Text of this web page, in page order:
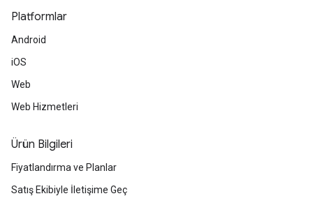
Platformlar
Android
iOS
Web
Web Hizmetleri
Ürün Bilgileri
Fiyatlandırma ve Planlar
Satış Ekibiyle İletişime Geç